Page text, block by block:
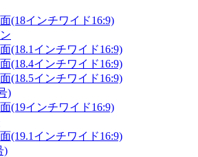
(18インチワイド16:9)
(18.1インチワイド16:9)
(18.4インチワイド16:9)
(18.5インチワイド16:9)
)
(19インチワイド16:9)
(19.1インチワイド16:9)
)